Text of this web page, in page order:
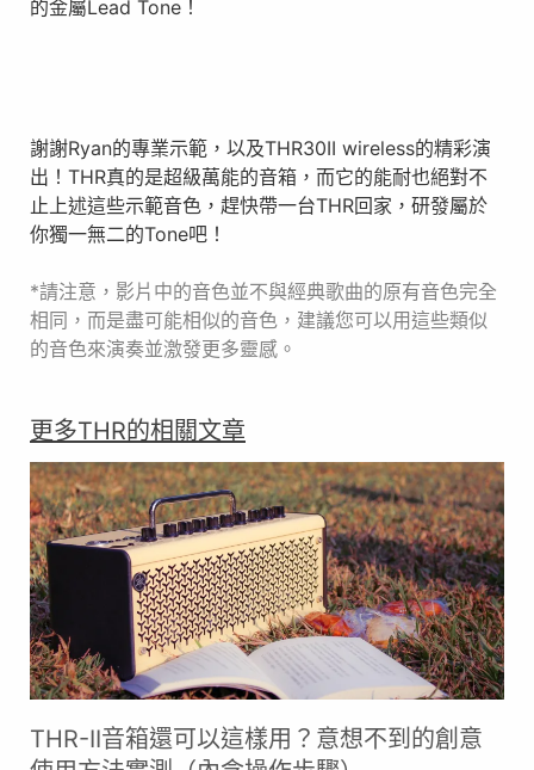
的金屬Lead Tone！
謝謝Ryan的專業示範，以及THR30II wireless的精彩演
出！THR真的是超級萬能的音箱，而它的能耐也絕對不
止上述這些示範音色，趕快帶一台THR回家，研發屬於
你獨一無二的Tone吧！
*請注意，影片中的音色並不與經典歌曲的原有音色完全
相同，而是盡可能相似的音色，建議您可以用這些類似
的音色來演奏並激發更多靈感。
更多THR的相關文章
THR-II音箱還可以這樣用？意想不到的創意